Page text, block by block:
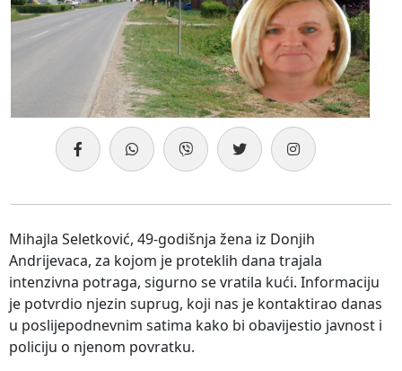
Mihajla Seletković, 49-godišnja žena iz Donjih
Andrijevaca, za kojom je proteklih dana trajala
intenzivna potraga, sigurno se vratila kući. Informaciju
je potvrdio njezin suprug, koji nas je kontaktirao danas
u poslijepodnevnim satima kako bi obavijestio javnost i
policiju o njenom povratku.